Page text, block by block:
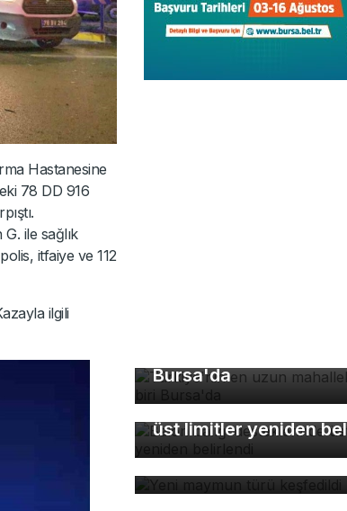
Hastanesine
78 DD 916
ile sağlık
itfaiye ve 112
ilgili
Bursa'da
Balon balığı
üst limitler yeniden
Yeni maymun türü